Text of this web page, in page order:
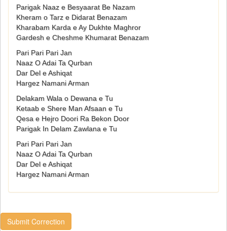
Parigak Naaz e Besyaarat Be Nazam
Kheram o Tarz e Didarat Benazam
Kharabam Karda e Ay Dukhte Maghror
Gardesh e Cheshme Khumarat Benazam
Pari Pari Pari Jan
Naaz O Adai Ta Qurban
Dar Del e Ashiqat
Hargez Namani Arman
Delakam Wala o Dewana e Tu
Ketaab e Shere Man Afsaan e Tu
Qesa e Hejro Doori Ra Bekon Door
Parigak In Delam Zawlana e Tu
Pari Pari Pari Jan
Naaz O Adai Ta Qurban
Dar Del e Ashiqat
Hargez Namani Arman
Submit Correction